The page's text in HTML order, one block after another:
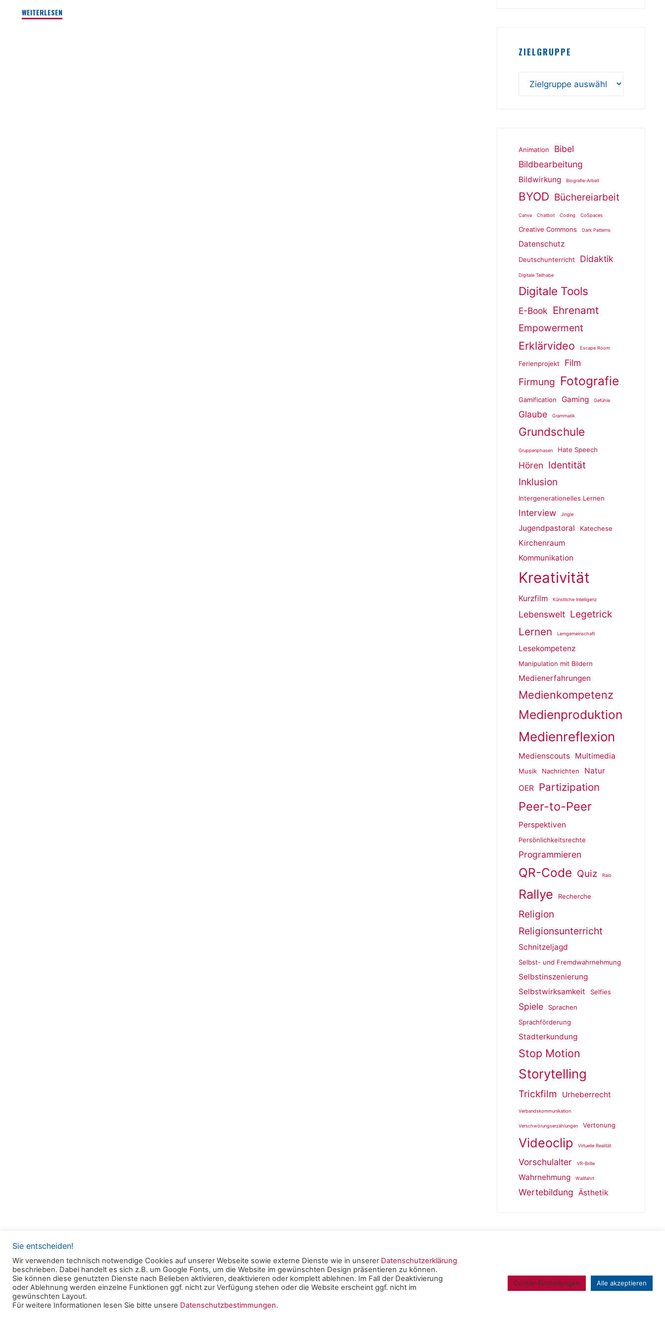
WEITERLESEN"Guckst
ZIELGRUPPE
Animation
Bibel
Bildbearbeitung
Bildwirkung Biografie-Arbeit
BYOD Büchereiarbeit
Canva Chatbot Coding CoSpaces
Creative Commons Dark Patterns
Datenschutz
Deutschunterricht Didaktik
Digitale Teilhabe
Digitale Tools
E-Book Ehrenamt
Empowerment
Erklärvideo Escape Room
Ferienprojekt Film
Firmung Fotografie
Gamification Gaming Gefühle
Glaube Grammatik
Grundschule
Gruppenphasen Hate Speech
Hören Identität
Inklusion
Intergenerationelles Lernen
Interview Jingle
Jugendpastoral Katechese
Kirchenraum
Kommunikation
Kreativität
Kurzfilm Künstliche Intelligenz
Lebenswelt Legetrick
Lernen Lerngemeinschaft
Lesekompetenz
Manipulation mit Bildern
Medienerfahrungen
Medienkompetenz
Medienproduktion
Medienreflexion
Medienscouts Multimedia
Musik Nachrichten
Natur
OER
Partizipation
Peer-to-Peer
Perspektiven
Persönlichkeitsrechte
Programmieren
QR-Code Quiz Raio
Rallye Recherche
Religion
Religionsunterricht
Schnitzeljagd
Selbst- und Fremdwahrnehmung
Selbstinszenierung
Selbstwirksamkeit
Selfies
Spiele
Sprachen
Sprachförderung
Stadterkundung
Stop Motion
Storytelling
Trickfilm Urheberrecht
Verbandskommunikation
Verschwörungserzählungen Vertonung
Videoclip Virtuelle Realität
Vorschulalter VR-Brille
Wahrnehmung Wallfahrt
Wertebildung Ästhetik
Powered byRoseta &WordPress.
© 2025 Clearingstelle Medienkompetenz der Deutschen
Bischofskonferenz an der Katholischen Hochschule Mainz -Impressum|
Datenschutzerklärung
Sie entscheiden!
Wir verwenden technisch notwendige Cookies auf unserer Webseite sowie externe Dienste wie in unserer Datenschutzerklärung
beschrieben. Dabei handelt es sich z.B. um Google Fonts, um die Website im gewünschten Design präsentieren zu können.
Sie können diese genutzten Dienste nach Belieben aktivieren, deaktivieren oder komplett ablehnen. Im Fall der Deaktivierung
oder Ablehnung werden einzelne Funktionen ggf. nicht zur Verfügung stehen oder die Website erscheint ggf. nicht im
gewünschten Layout.
Für weitere Informationen lesen Sie bitte unsere Datenschutzbestimmungen.
Cookie-Einstellungen Alle akzeptieren